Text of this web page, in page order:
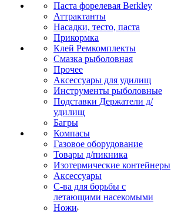
Паста форелевая Berkley
Аттрактанты
Насадки, тесто, паста
Прикормка
Клей Ремкомплекты
Смазка рыболовная
Прочее
Аксессуары для удилищ
Инструменты рыболовные
Подставки Держатели д/
удилищ
Багры
Компасы
Газовое оборудование
Товары д/пикника
Изотермические контейнеры
Аксессуары
С-ва для борьбы с
летающими насекомыми
Ножи